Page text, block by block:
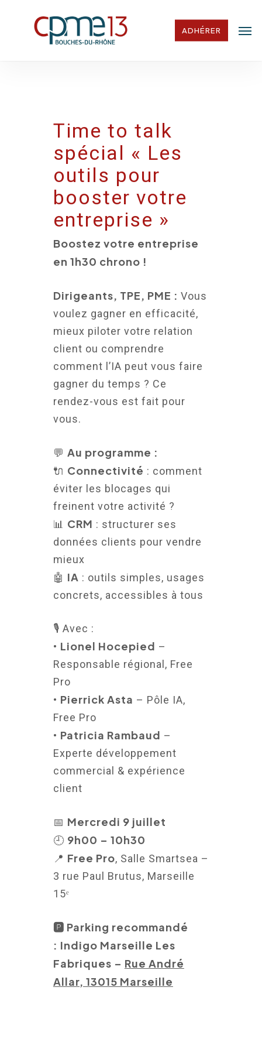
ADHÉRER
Time to talk
spécial « Les
outils pour
booster votre
entreprise »
Boostez votre entreprise
en 1h30 chrono !
Dirigeants, TPE, PME : Vous
voulez gagner en efficacité,
mieux piloter votre relation
client ou comprendre
comment l’IA peut vous faire
gagner du temps ? Ce
rendez-vous est fait pour
vous.
💬 Au programme :
🔌 Connectivité : comment
éviter les blocages qui
freinent votre activité ?
📊 CRM : structurer ses
données clients pour vendre
mieux
🤖 IA : outils simples, usages
concrets, accessibles à tous
🎙️ Avec :
• Lionel Hocepied –
Responsable régional, Free
Pro
• Pierrick Asta – Pôle IA,
Free Pro
• Patricia Rambaud –
Experte développement
commercial & expérience
client
📅 Mercredi 9 juillet
🕘 9h00 – 10h30
📍 Free Pro, Salle Smartsea –
3 rue Paul Brutus, Marseille
15ᵉ
🅿 ️ Parking recommandé
: Indigo Marseille Les
Fabriques – Rue André
Allar, 13015 Marseille